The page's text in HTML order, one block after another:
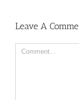
Leave A
Comment